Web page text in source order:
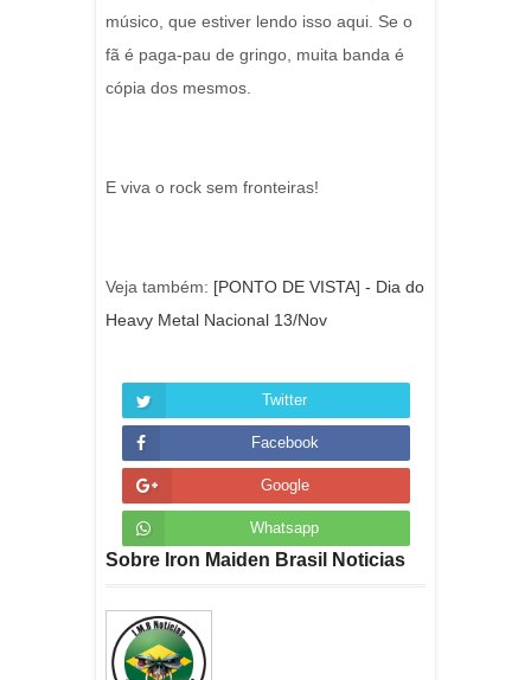
músico, que estiver lendo isso aqui. Se o
fã é paga-pau de gringo, muita banda é
cópia dos mesmos.
E viva o rock sem fronteiras!
Veja também: [PONTO DE VISTA] - Dia do
Heavy Metal Nacional 13/Nov
Twitter
Facebook
Google
Whatsapp
Sobre Iron Maiden Brasil Noticias